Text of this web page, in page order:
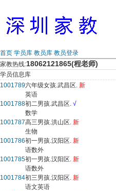
首页 学员库 教员库 教员登录
家教热线:18062121865(程老师)
学员信息库
1001789六年级女孩.武昌区. 新
英语
1001788初二男孩.武昌区. √
数学
1001787高三男孩.洪山区. 新
生物
1001786初一男孩.汉阳区. 新
语数外
1001785初一男孩.汉阳区. 新
语数外
1001784初三男孩.汉阳区. 新
语文英语